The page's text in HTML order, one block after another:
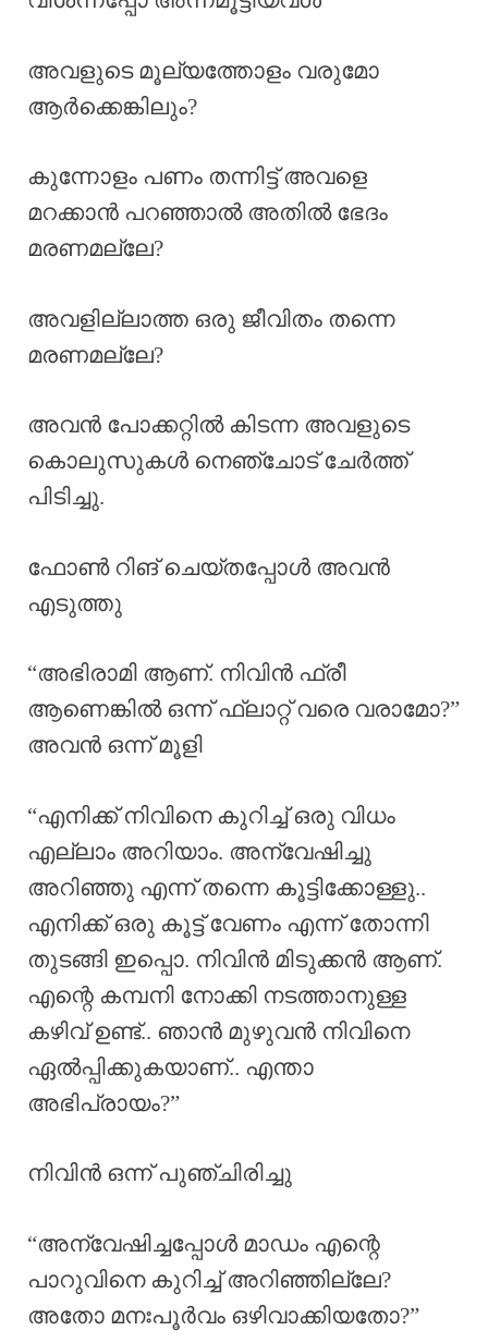
അവളുടെ മൂല്യത്തോളം വരുമോ
ആർക്കെങ്കിലും?
കുന്നോളം പണം തന്നിട്ട് അവളെ
മറക്കാൻ പറഞ്ഞാൽ അതിൽ ഭേദം
മരണമല്ലേ?
അവളില്ലാത്ത ഒരു ജീവിതം തന്നെ
മരണമല്ലേ?
അവൻ പോക്കറ്റിൽ കിടന്ന അവളുടെ
കൊലുസുകൾ നെഞ്ചോട് ചേർത്ത്
പിടിച്ചു.
ഫോൺ റിങ് ചെയ്തപ്പോൾ അവൻ
എടുത്തു
“അഭിരാമി ആണ്. നിവിൻ ഫ്രീ
ആണെങ്കിൽ ഒന്ന് ഫ്ലാറ്റ് വരെ വരാമോ?”
അവൻ ഒന്ന് മൂളി
“എനിക്ക് നിവിനെ കുറിച്ച് ഒരു വിധം
എല്ലാം അറിയാം. അന്വേഷിച്ചു
അറിഞ്ഞു എന്ന് തന്നെ കൂട്ടിക്കോള്ളു..
എനിക്ക് ഒരു കൂട്ട് വേണം എന്ന് തോന്നി
തുടങ്ങി ഇപ്പൊ. നിവിൻ മിടുക്കൻ ആണ്.
എന്റെ കമ്പനി നോക്കി നടത്താനുള്ള
കഴിവ് ഉണ്ട്.. ഞാൻ മുഴുവൻ നിവിനെ
ഏൽപ്പിക്കുകയാണ്.. എന്താ
അഭിപ്രായം?”
നിവിൻ ഒന്ന് പുഞ്ചിരിച്ചു
“അന്വേഷിച്ചപ്പോൾ മാഡം എന്റെ
പാറുവിനെ കുറിച്ച് അറിഞ്ഞില്ലേ?
അതോ മനഃപൂർവം ഒഴിവാക്കിയതോ?”